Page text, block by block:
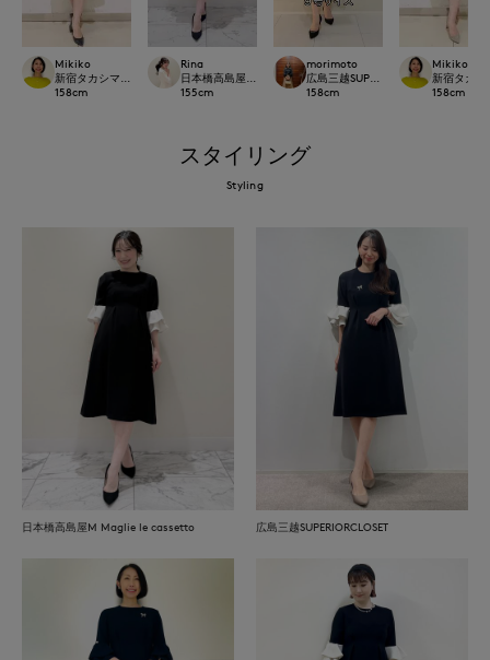
Mikiko
新宿タカシマヤSUPERIOR CLOSET
158cm
Rina
日本橋高島屋M Maglie le cassetto
155cm
morimoto
広島三越SUPERIORCLOSET
158cm
Mikiko
新宿タカシ
158cm
スタイリング
Styling
日本橋高島屋M Maglie le cassetto 広島三越SUPERIORCLOSET